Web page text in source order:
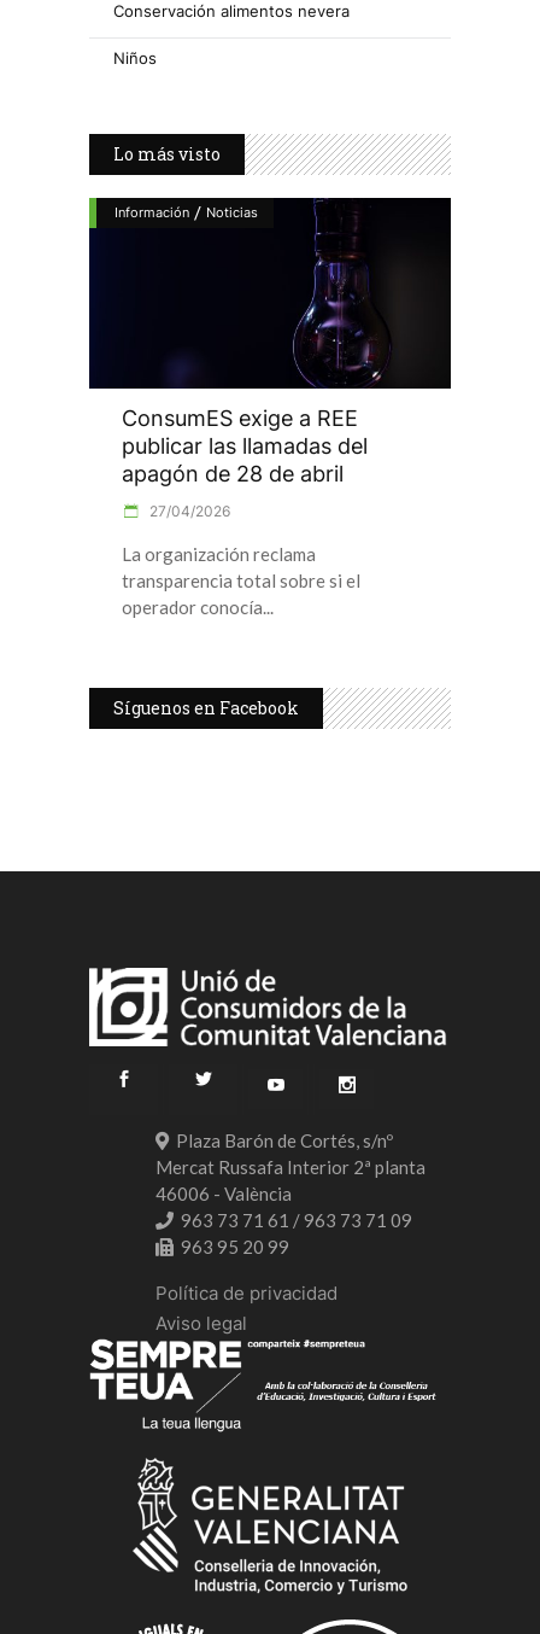
Conservación alimentos nevera
Niños
Lo más visto
Información / Noticias
ConsumES exige a REE
publicar las llamadas del
apagón de 28 de abril
27/04/2026
La organización reclama
transparencia total sobre si el
operador conocía
Síguenos en Facebook
Plaza Barón de Cortés, s/nº
Mercat Russafa Interior 2ª planta
46006 - València
963 73 71 61 / 963 73 71 09
963 95 20 99
Política de privacidad
Aviso legal